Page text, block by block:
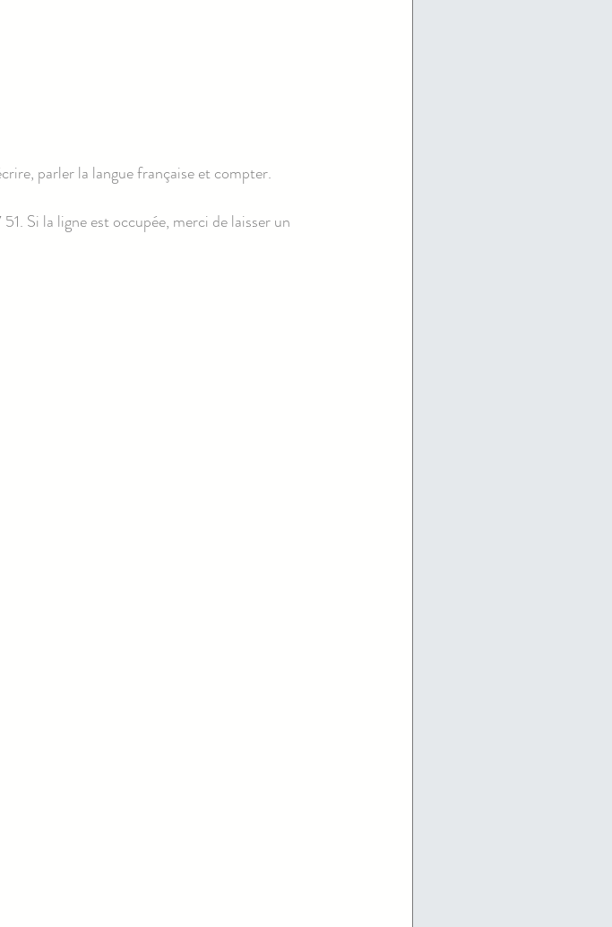
parler la langue française et compter.
Si la ligne est occupée, merci de laisser un